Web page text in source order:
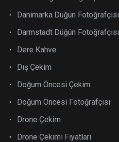
Danimarka Düğün Fotoğrafçısı
Darmstadt Düğün Fotoğrafçısı
Dere Kahve
Dış Çekim
Doğum Öncesi Çekim
Doğum Öncesi Fotoğrafçısı
Drone Çekim
Drone Çekimi Fiyatları